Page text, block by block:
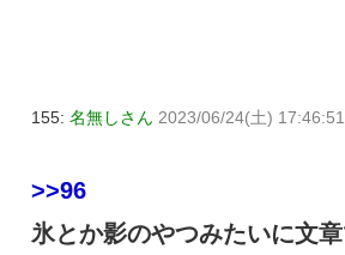
155: 名無しさん 2023/06/24(土)
>>96
氷とか影のやつみたいに文